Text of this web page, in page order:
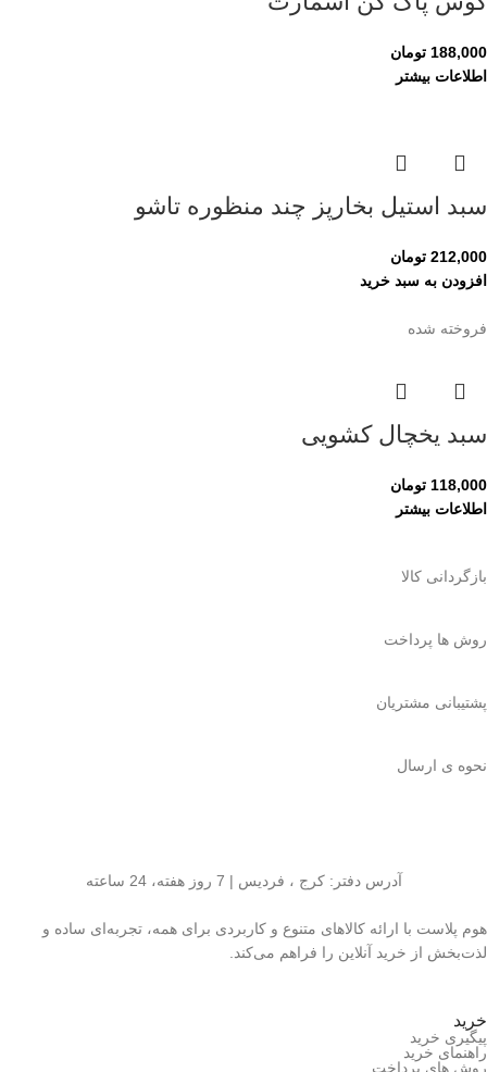
188,000 تومان
اطلاعات بیشتر
سبد استیل بخارپز چند منظوره تاشو
212,000 تومان
افزودن به سبد خرید
فروخته شده
سبد یخچال کشویی
118,000 تومان
اطلاعات بیشتر
بازگردانی کالا
روش ها پرداخت
پشتیبانی مشتریان
نحوه ی ارسال
آدرس دفتر: کرج ، فردیس | 7 روز هفته، 24 ساعته
هوم پلاست با ارائه کالاهای متنوع و کاربردی برای همه، تجربه‌ای ساده و
لذت‌بخش از خرید آنلاین را فراهم می‌کند.
خرید
پیگیری خرید
راهنمای خرید
روش های پرداخت